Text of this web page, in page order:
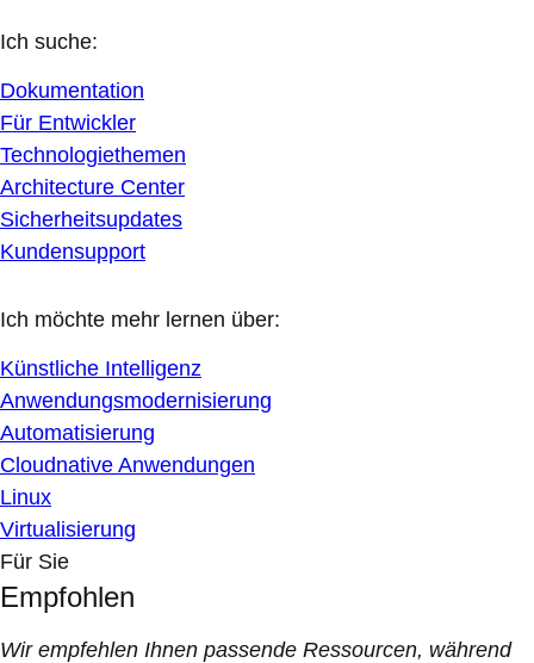
Ich suche:
Dokumentation
Für Entwickler
Technologiethemen
Architecture Center
Sicherheitsupdates
Kundensupport
Ich möchte mehr lernen über:
Künstliche Intelligenz
Anwendungsmodernisierung
Automatisierung
Cloudnative Anwendungen
Linux
Virtualisierung
Für Sie
Empfohlen
Wir empfehlen Ihnen passende Ressourcen, während